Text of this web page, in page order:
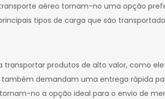
aéreo tornam-no uma opção
tipos de carga que são
produtos de alto valor, como
também demandam uma entrega rápida
no a opção ideal para o envio de